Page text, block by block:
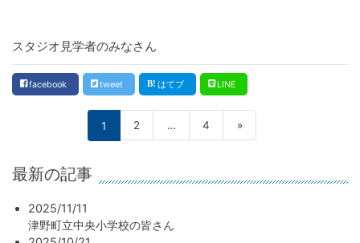
スタジオ見学者のみなさん
facebook tweet はてブ LINE
1 2 … 4 »
最新の記事
2025/11/11
津野町立中央小学校の皆さん